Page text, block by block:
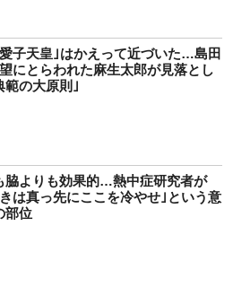
子天皇｣はかえって近づいた…島田
にとらわれた麻生太郎が見落とし
範の大原則｣
脇よりも効果的…熱中症研究者が
は真っ先にここを冷やせ｣という意
部位